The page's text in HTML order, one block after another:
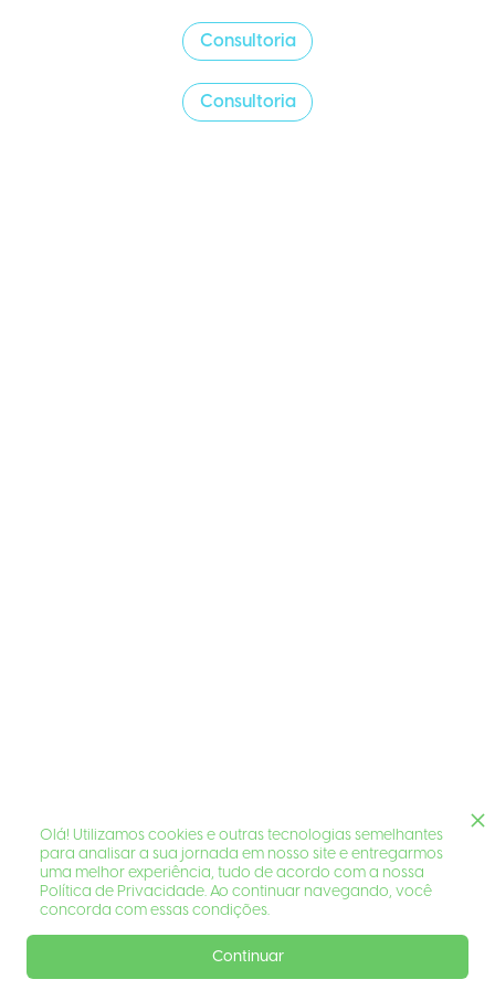
Consultoria
Consultoria
Olá! Utilizamos cookies e outras tecnologias semelhantes
para analisar a sua jornada em nosso site e entregarmos
uma melhor experiência, tudo de acordo com a nossa
Política de Privacidade. Ao continuar navegando, você
concorda com essas condições.
Continuar